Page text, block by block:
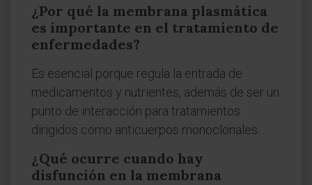
¿Por qué la membrana plasmática
es importante en el tratamiento de
enfermedades?
Es esencial porque regula la entrada de
medicamentos y nutrientes, además de ser un
punto de interacción para tratamientos
dirigidos como anticuerpos monoclonales.
¿Qué ocurre cuando hay
disfunción en la membrana